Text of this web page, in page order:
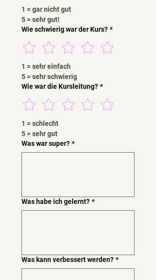
1 = gar nicht gut
5 = sehr gut!
Wie schwierig war der Kurs? *
1 = sehr einfach
5 = sehr schwierig
Wie war die Kursleitung? *
1 = schlecht
5 = sehr gut
Was war super? *
Was habe ich gelernt? *
Was kann verbessert werden? *